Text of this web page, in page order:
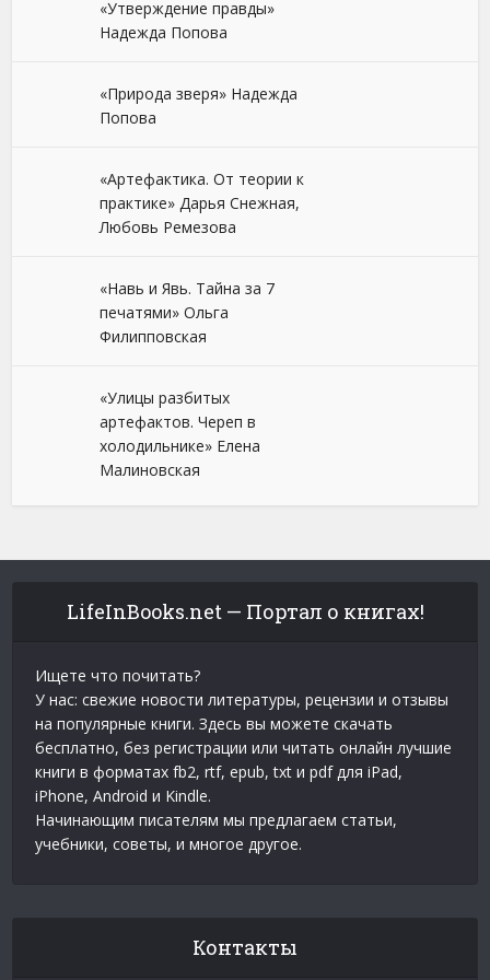
«Утверждение правды»
Надежда Попова
«Природа зверя» Надежда
Попова
«Артефактика. От теории к
практике» Дарья Снежная,
Любовь Ремезова
«Навь и Явь. Тайна за 7
печатями» Ольга
Филипповская
«Улицы разбитых
артефактов. Череп в
холодильнике» Елена
Малиновская
LifeInBooks.net — Портал о книгах!
Ищете что почитать?
У нас: свежие новости литературы, рецензии и отзывы
на популярные книги. Здесь вы можете скачать
бесплатно, без регистрации или читать онлайн лучшие
книги в форматах fb2, rtf, epub, txt и pdf для iPad,
iPhone, Android и Kindle.
Начинающим писателям мы предлагаем статьи,
учебники, советы, и многое другое.
Контакты